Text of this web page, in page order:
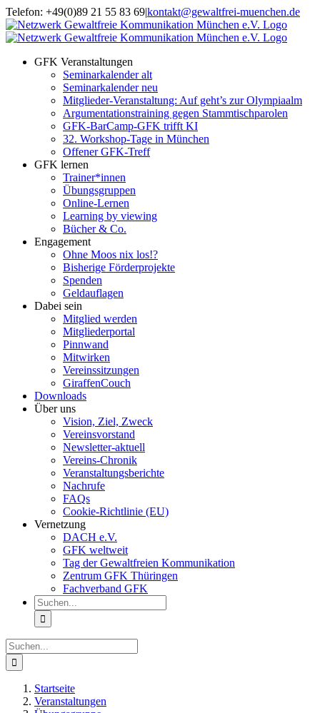
Zum
Inhalt
springen
Telefon: +49(0)89 21 55 83 69|kontakt@gewaltfrei-muenchen.de
Einloggen
Seminarkalender
Infos
zum
GFK Veranstaltungen
Seminarkalender alt
Seminarkalender neu
Mitglieder-Veranstaltung: Auf geht’s zur Olympiaalm
Argumentationstraining gegen Stammtischparolen
GFK-BarCamp-GFK trifft KI
32. Workshop-Tage in München
Offener GFK-Treff
GFK lernen
Trainer*innen
Übungsgruppen
Online-Lernen
Learning by viewing
Bücher & Co.
Engagement
Ohne Moos nix los!?
Bisherige Förderprojekte
Spenden
Geldauflagen
Dabei sein
Mitglied werden
Mitgliederportal
Pinnwand
Mitwirken
Vereinssitzungen
GiraffenCouch
Downloads
Über uns
Vision, Ziel, Zweck
Vereinsvorstand
Newsletter-aktuell
Vereins-Chronik
Veranstaltungsberichte
Nachrufe
FAQs
Cookie-Richtlinie (EU)
Vernetzung
DACH e.V.
GFK weltweit
Tag der Gewaltfreien Kommunikation
Zentrum GFK Thüringen
Fachverband GFK
Suche
nach:
Suche
nach:
Startseite
Veranstaltungen